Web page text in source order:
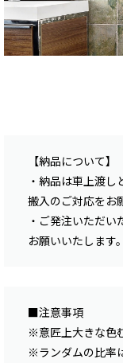
【納品について】
・納品は車上渡
搬入のご対応をお
・ご発注いただ
お願いいたします。
■注意事項
※意匠上大きな色
※ランダムの比率